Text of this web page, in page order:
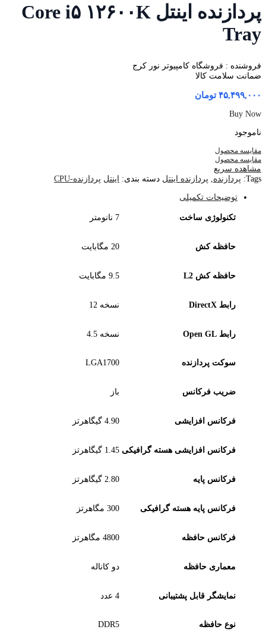
پردازنده اینتل Core i۵ ۱۲۶۰۰K
Tray
فروشنده : فروشگاه کامپیوتر نور کرج
ضمانت سلامت کالا
۴۵,۴۹۹,۰۰۰ تومان
Buy Now
ناموجود
مقایسه محصول
مقایسه محصول
مشاهده سریع
Tags:
پردازنده, پردازنده اینتل دسته بندی: اینتل پردازنده-CPU
توضیحات تکمیلی
تکنولوژی ساخت 7 نانومتر
حافظه کش 20 مگابایت
حافظه کش L2 9.5 مگابایت
رابط DirectX نسخه 12
رابط Open GL نسخه 4.5
سوکت پردازنده LGA1700
ضریب فرکانس باز
فرکانس افزایشی 4.90 گیگاهرتز
فرکانس افزایشی هسته گرافیکی 1.45 گیگاهرتز
فرکانس پایه 2.80 گیگاهرتز
فرکانس پایه هسته گرافیکی 300 مگاهرتز
فرکانس حافظه 4800 مگاهرتز
معماری حافظه دو کاناله
نمایشگر قابل پشتیبانی 4 عدد
نوع حافظه DDR5